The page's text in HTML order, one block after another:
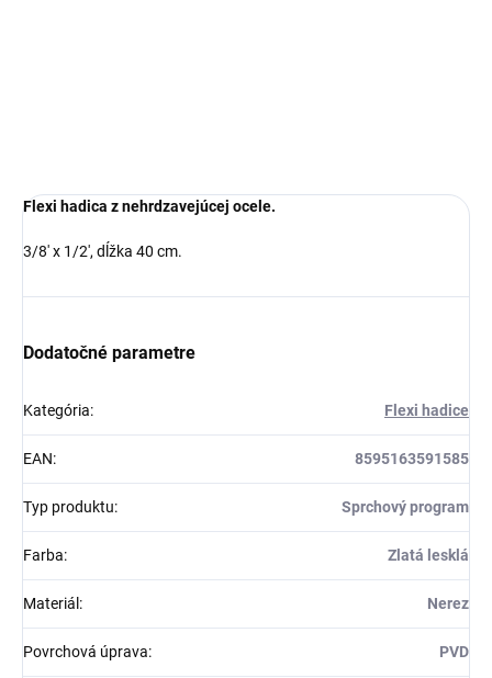
Flexi hadica z nehrdzavejúcej ocele.
3/8' x 1/2', dĺžka 40 cm.
Dodatočné parametre
Kategória: Flexi hadice
EAN: 8595163591585
Typ produktu: Sprchový program
Farba: Zlatá lesklá
Materiál : Nerez
Povrchová úprava: PVD